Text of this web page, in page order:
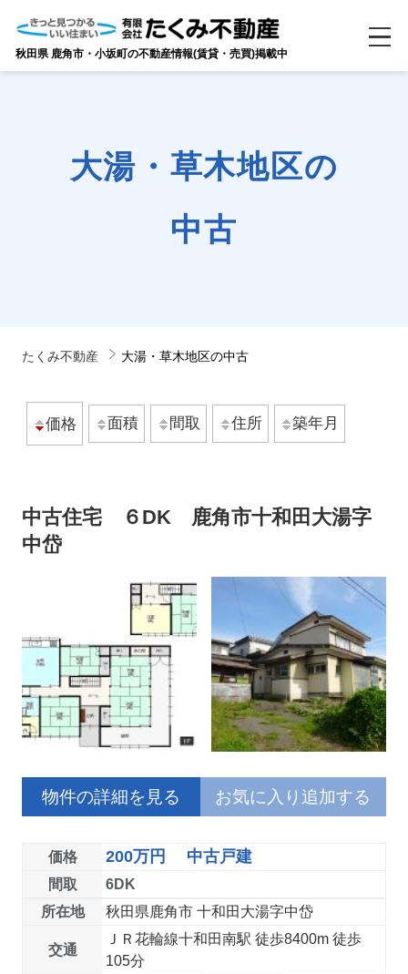
秋田県 鹿角市・小坂町の不動産情報(賃貸・売買)掲載中
大湯・草木地区の
中古
たくみ不動産 大湯・草木地区の中古
価格 面積 間取 住所 築年月
中古住宅 ６DK 鹿角市十和田大湯字
中岱
物件の詳細を見る お気に入り追加する
価格 200万円 中古戸建
間取
6DK
所在地
秋田県鹿角市 十和田大湯字中岱
交通
ＪＲ花輪線十和田南駅 徒歩8400m 徒歩
105分